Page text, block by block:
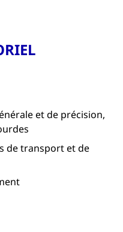
et de précision,
de transport et de